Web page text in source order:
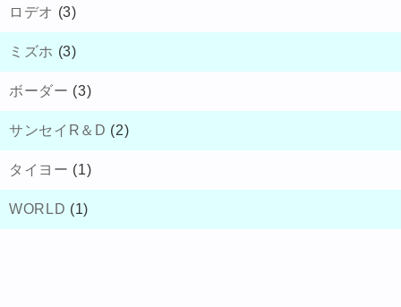
ロデオ (3)
ミズホ (3)
ボーダー (3)
サンセイR＆D (2)
タイヨー (1)
WORLD (1)